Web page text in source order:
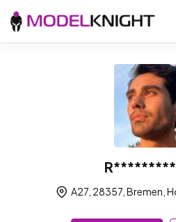
A27, 28357, Bremen,